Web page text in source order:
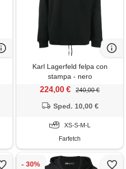
Karl Lagerfeld felpa con
stampa - nero
224,00 € 240,00 €
Sped. 10,00 €
XS-S-M-L
Farfetch